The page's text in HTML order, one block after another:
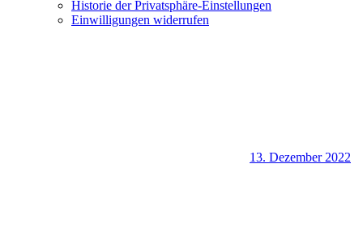
Historie der Privatsphäre-Einstellungen
Einwilligungen widerrufen
13. Dezember 2022